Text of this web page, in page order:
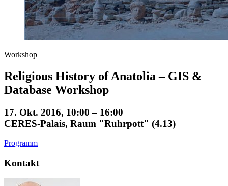
Workshop
Religious History of Anatolia – GIS &
Database Workshop
17. Okt. 2016, 10:00 – 16:00
CERES-Palais, Raum "Ruhrpott" (4.13)
Programm
Kontakt